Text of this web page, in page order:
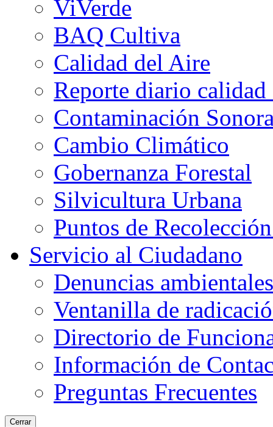
ViVerde
BAQ Cultiva
Calidad del Aire
Reporte diario calidad
Contaminación
Cambio Climático
Gobernanza Forestal
Silvicultura Urbana
Puntos de
Servicio al Ciudadano
Denuncias ambientales
Ventanilla de
Directorio de
Información de
Preguntas Frecuentes
Cerrar